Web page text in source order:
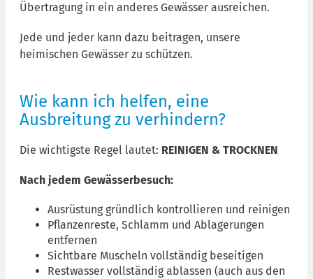
Übertragung in ein anderes Gewässer ausreichen.
Jede und jeder kann dazu beitragen, unsere
heimischen Gewässer zu schützen.
Wie kann ich helfen, eine
Ausbreitung zu verhindern?
Die wichtigste Regel lautet: REINIGEN & TROCKNEN
Nach jedem Gewässerbesuch:
Ausrüstung gründlich kontrollieren und reinigen
Pflanzenreste, Schlamm und Ablagerungen
entfernen
Sichtbare Muscheln vollständig beseitigen
Restwasser vollständig ablassen (auch aus den